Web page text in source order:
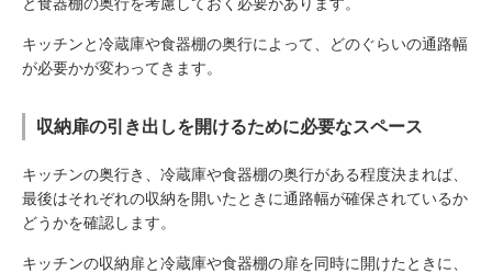
キッチンと冷蔵庫や食器棚の奥行によって、どのぐらいの通路幅
が必要かが変わってきます。
収納扉の引き出しを開けるために必要なスペース
キッチンの奥行き、冷蔵庫や食器棚の奥行がある程度決まれば、
最後はそれぞれの収納を開いたときに通路幅が確保されているか
どうかを確認します。
キッチンの収納扉と冷蔵庫や食器棚の扉を同時に開けたときに、